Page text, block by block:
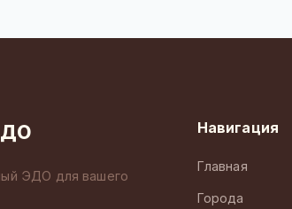
ЭДО для вашего
Навигация
Главная
Города